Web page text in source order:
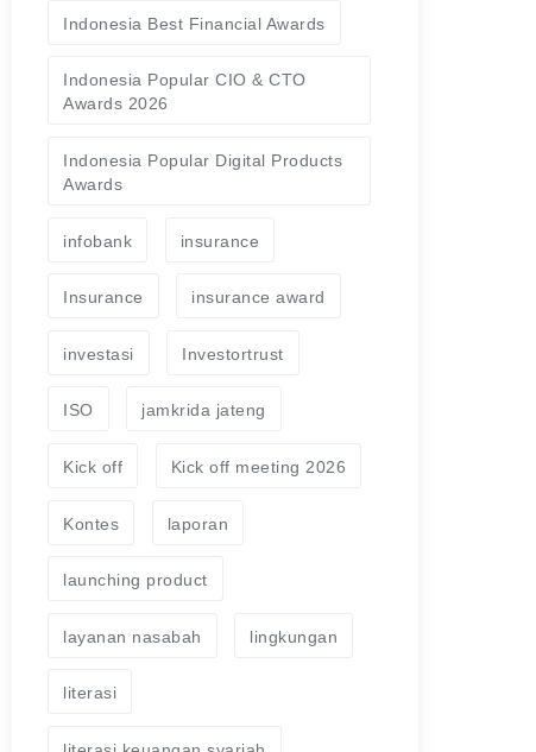
Indonesia Best Financial Awards
Indonesia Popular CIO & CTO
Awards 2026
Indonesia Popular Digital Products
Awards
infobank insurance
Insurance insurance award
investasi Investortrust
ISO jamkrida jateng
Kick off Kick off meeting 2026
Kontes laporan
launching product
layanan nasabah lingkungan
literasi
literasi keuangan syariah